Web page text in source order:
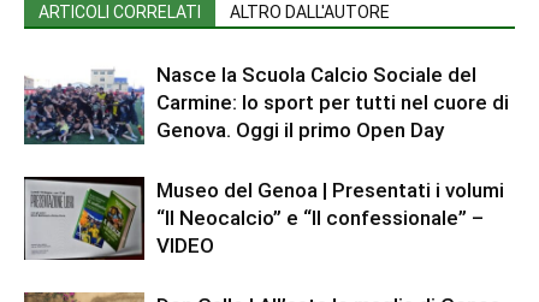
ARTICOLI CORRELATI ALTRO DALL'AUTORE
Nasce la Scuola Calcio Sociale del
Carmine: lo sport per tutti nel cuore di
Genova. Oggi il primo Open Day
Museo del Genoa | Presentati i volumi
“Il Neocalcio” e “Il confessionale” –
VIDEO